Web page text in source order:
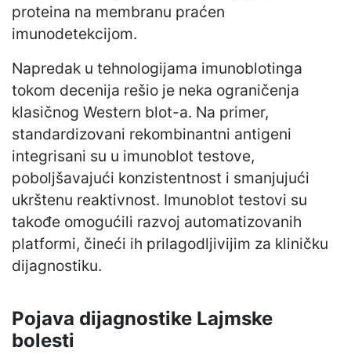
proteina na membranu praćen
imunodetekcijom.
Napredak u tehnologijama imunoblotinga
tokom decenija rešio je neka ograničenja
klasičnog Western blot-a. Na primer,
standardizovani rekombinantni antigeni
integrisani su u imunoblot testove,
poboljšavajući konzistentnost i smanjujući
ukrštenu reaktivnost. Imunoblot testovi su
takođe omogućili razvoj automatizovanih
platformi, čineći ih prilagodljivijim za kliničku
dijagnostiku.
Pojava dijagnostike Lajmske
bolesti